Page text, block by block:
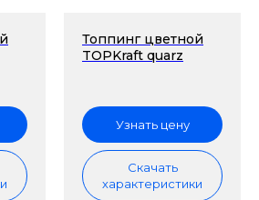
Топпинг цветной
TOPKraft quarz
Узнать цену
Скачать
характеристики